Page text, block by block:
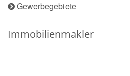
Gewerbegebiete
Immobilienmakler